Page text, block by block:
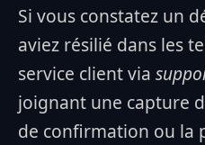
Si vous constatez un
aviez résilié dans les
service client via
joignant une capture
de confirmation ou la